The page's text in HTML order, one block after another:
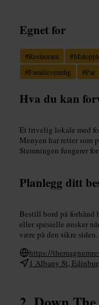
Egnet for
#Restaurant #
#Familievennlig #Par
Hva du kan
Et trivelig lokale med
Menyen har retter som
Stemningen fungerer
Planlegg ditt
Bestill bord på forhånd
eller spesielle ønsker
være på den sikre siden.
https://
1 Albany St,